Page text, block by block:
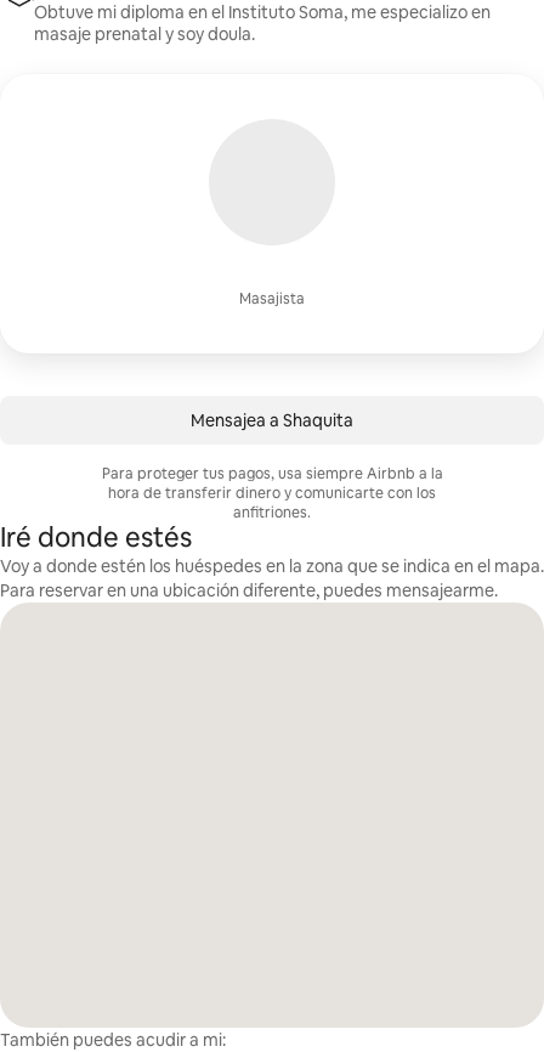
Masajista
Obtuve mi diploma en el Instituto Soma, me especializo en
masaje prenatal y soy doula.
Mensajea a Shaquita
Para proteger tus pagos, usa siempre Airbnb a la
hora de transferir dinero y comunicarte con los
anfitriones.
Iré donde estés
Voy a donde estén los huéspedes en la zona que se indica en el mapa.
Para reservar en una ubicación diferente, puedes mensajearme.
También puedes acudir a mi: